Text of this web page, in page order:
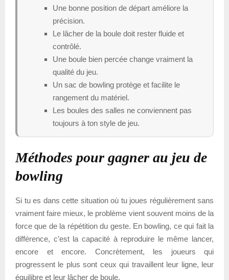
Une bonne position de départ améliore la
précision.
Le lâcher de la boule doit rester fluide et
contrôlé.
Une boule bien percée change vraiment la
qualité du jeu.
Un sac de bowling protège et facilite le
rangement du matériel.
Les boules des salles ne conviennent pas
toujours à ton style de jeu.
Méthodes pour gagner au jeu de
bowling
Si tu es dans cette situation où tu joues régulièrement sans
vraiment faire mieux, le problème vient souvent moins de la
force que de la répétition du geste. En bowling, ce qui fait la
différence, c’est la capacité à reproduire le même lancer,
encore et encore. Concrètement, les joueurs qui
progressent le plus sont ceux qui travaillent leur ligne, leur
équilibre et leur lâcher de boule.